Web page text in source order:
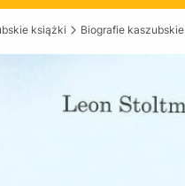
książki Biografie kaszubskie